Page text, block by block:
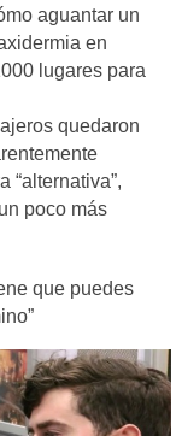
aguantar un
en
lugares para
quedaron
“alternativa”,
poco más
que puedes